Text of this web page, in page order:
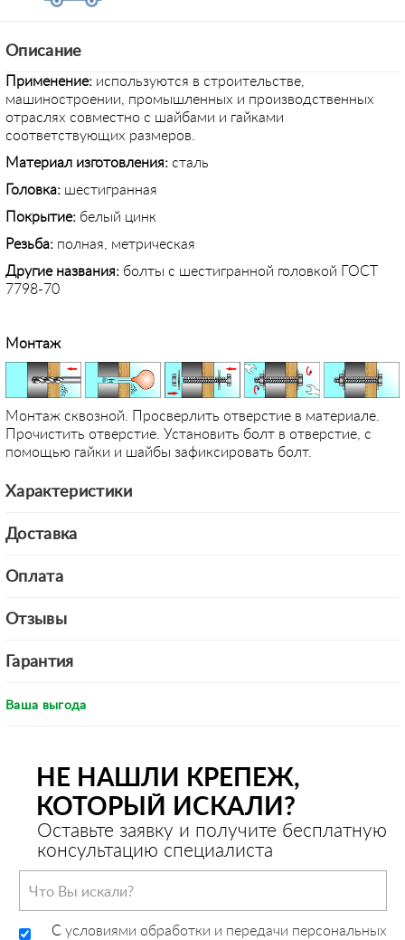
Описание
Применение: используются в строительстве,
машиностроении, промышленных и производственных
отраслях совместно с шайбами и гайками
соответствующих размеров.
Материал изготовления: сталь
Головка: шестигранная
Покрытие: белый цинк
Резьба: полная, метрическая
Другие названия: болты с шестигранной головкой ГОСТ
7798-70
Монтаж
Монтаж сквозной. Просверлить отверстие в материале.
Прочистить отверстие. Установить болт в отверстие, с
помощью гайки и шайбы зафиксировать болт.
Характеристики
Доставка
Оплата
Отзывы
Гарантия
Ваша выгода
НЕ НАШЛИ КРЕПЕЖ,
КОТОРЫЙ ИСКАЛИ?
Оставьте заявку и получите бесплатную
консультацию специалиста
C условиями обработки и передачи персональных